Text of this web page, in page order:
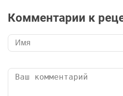
Комментарии к